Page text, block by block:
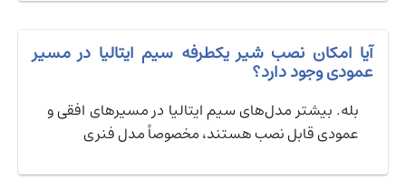
آیا امکان نصب شیر یکطرفه سیم ایتالیا در مسیر
عمودی وجود دارد؟
بله. بیشتر مدل‌های سیم ایتالیا در مسیرهای افقی و
عمودی قابل نصب هستند، مخصوصاً مدل فنری